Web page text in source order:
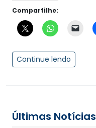
Compartilhe:
Continue lendo
Últimas Notícias